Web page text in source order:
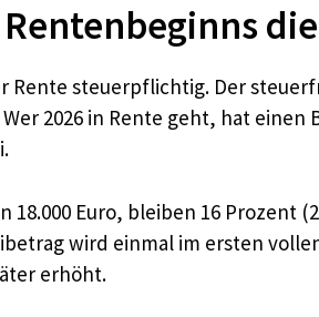
Rente steuerpflichtig. Der
2026 in Rente geht, hat einen
Euro, bleiben 16 Prozent
wird einmal im ersten
erhöht.